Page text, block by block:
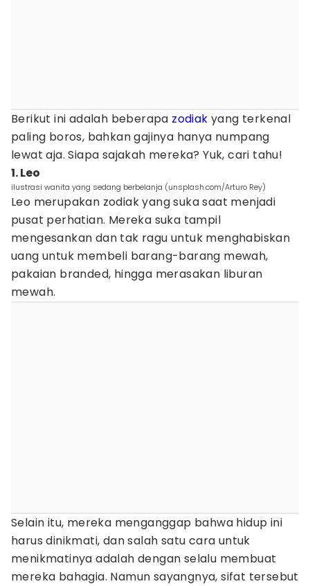
Berikut ini adalah beberapa zodiak yang terkenal
paling boros, bahkan gajinya hanya numpang
lewat aja. Siapa sajakah mereka? Yuk, cari tahu!
1. Leo
ilustrasi wanita yang sedang berbelanja (unsplash.com/Arturo Rey)
Leo merupakan zodiak yang suka saat menjadi
pusat perhatian. Mereka suka tampil
mengesankan dan tak ragu untuk menghabiskan
uang untuk membeli barang-barang mewah,
pakaian branded, hingga merasakan liburan
mewah.
Selain itu, mereka menganggap bahwa hidup ini
harus dinikmati, dan salah satu cara untuk
menikmatinya adalah dengan selalu membuat
mereka bahagia. Namun sayangnya, sifat tersebut